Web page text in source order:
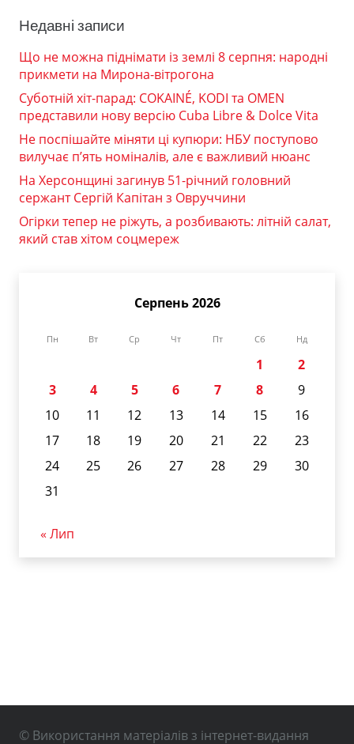
Недавні записи
Що не можна піднімати із землі 8 серпня: народні
прикмети на Мирона-вітрогона
Суботній хіт-парад: COKAINÉ, KODI та OMEN
представили нову версію Cuba Libre & Dolce Vita
Не поспішайте міняти ці купюри: НБУ поступово
вилучає п’ять номіналів, але є важливий нюанс
На Херсонщині загинув 51-річний головний
сержант Сергій Капітан з Овруччини
Огірки тепер не ріжуть, а розбивають: літній салат,
який став хітом соцмереж
Серпень 2026
Пн Вт Ср Чт Пт Сб Нд
1
2
3
4 5 6 7 8
9
10
11 12 13 14 15
16
17
18 19 20 21 22
23
24
25 26 27 28 29
30
31
« Лип
© Використання матеріалів з інтернет-видання